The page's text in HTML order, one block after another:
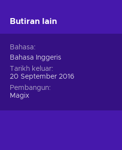
Butiran lain
Bahasa
Bahasa Inggeris
Tarikh keluar
20 September 2016
Pembangun
Magix